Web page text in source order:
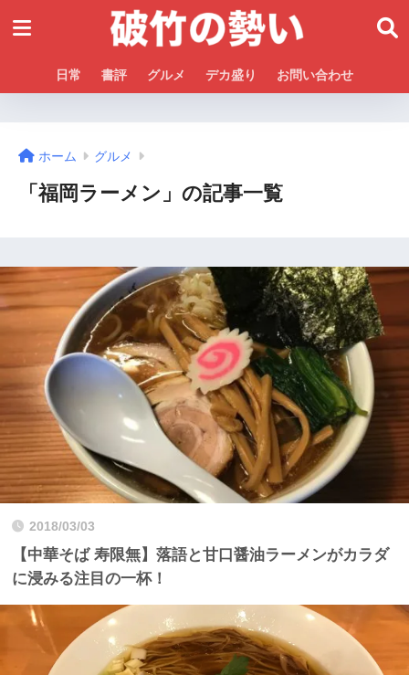
日常 書評 グルメ デカ盛り お問い合わせ
ホーム グルメ
「福岡ラーメン」の記事一覧
2018/03/03
【中華そば 寿限無】落語と甘口醤油ラーメンがカラダ
に浸みる注目の一杯！